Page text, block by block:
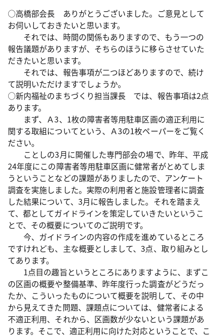
○高橋部会長 ありがとうございました。ご意見として
お伺いしておきたいと思います。
それでは、時間の関係もありますので、もう一つの
報告議題がありますが、そちらのほうに移らさせていた
だきたいと思います。
それでは、報告事項が二つほどありますので、続け
て説明いただけますでしょうか。
○新内福祉のまちづくり担当課長 では、報告事項は2点
あります。
まず、Ａ3、1枚の障害者等用駐車区画の適正利用に
関する取組についてという、Ａ3の1枚ペーパーをご覧く
ださい。
ことしの3月に開催した専門部会の場で、昨年、平成
24年度にこの障害者等用駐車区画に健常者がとめてしま
うということなどの課題がありましたので、アンケート
調査を実施しました。実際の利用者と施設管理者に調査
した結果について、3月に報告しました。それを踏まえ
て、都としてガイドラインを策定していきたいというこ
とで、その概要についてのご説明です。
今、ガイドラインの内容の作成を進めているところ
ですけれども、主な概要としまして、3点、取り組みとし
てあります。
1点目の趣旨というところにありますように、まずこ
の区画の概要や整備基準、昨年度行った調査がどうだっ
たか、こういったものについて概要を説明して、その中
から見えてきた問題、課題点については、健常者による
不適正利用、それから、区画数が少ないという課題があ
ります。そこで、適正利用に向けた対応ということで、こ